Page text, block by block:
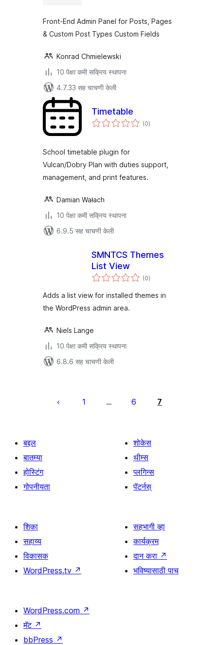
Front-End Admin Panel for Posts, Pages
& Custom Post Types Custom Fields
Konrad Chmielewski
10 पेक्षा कमी सक्रिय स्थापना
4.7.33 सह चाचणी केली
Timetable
(0एकूण
मूल्यांकन
)
School timetable plugin for
Vulcan/Dobry Plan with duties support,
management, and print features.
Damian Wałach
10 पेक्षा कमी सक्रिय स्थापना
6.9.5 सह चाचणी केली
SMNTCS Themes
List View
(0एकूण
मूल्यांकन
)
Adds a list view for installed themes in
the WordPress admin area.
Niels Lange
10 पेक्षा कमी सक्रिय स्थापना
6.8.6 सह चाचणी केली
पृष्ठांकन
1 … 6 7
बद्दल
बातम्या
होस्टिंग
गोपनीयता
शोकेस
थीम्स
प्लगिन्स
पॅटर्नस्
शिका
सहाय्य
विकासक
WordPress.tv ↗
सहभागी व्हा
कार्यक्रम
दान करा ↗
भविष्यासाठी पाच
WordPress.com ↗
मॅट ↗
bbPress ↗